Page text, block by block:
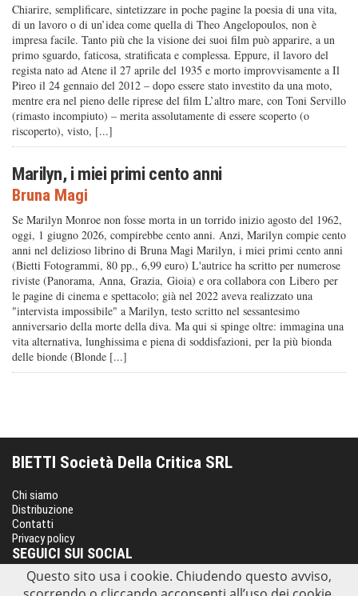
Chiarire, semplificare, sintetizzare in poche pagine la poesia di una vita,
di un lavoro o di un’idea come quella di Theo Angelopoulos, non è
impresa facile. Tanto più che la visione dei suoi film può apparire, a un
primo sguardo, faticosa, stratificata e complessa. Eppure, il lavoro del
regista nato ad Atene il 27 aprile del 1935 e morto improvvisamente a Il
Pireo il 24 gennaio del 2012 – dopo essere stato investito da una moto,
mentre era nel pieno delle riprese del film L’altro mare, con Toni Servillo
(rimasto incompiuto) – merita assolutamente di essere scoperto (o
riscoperto), visto, [...]
Marilyn, i miei primi cento anni
Bruna Magi
Se Marilyn Monroe non fosse morta in un torrido inizio agosto del 1962,
oggi, 1 giugno 2026, compirebbe cento anni. Anzi, Marilyn compie cento
anni nel delizioso librino di Bruna Magi Marilyn, i miei primi cento anni
(Bietti Fotogrammi, 80 pp., 6,99 euro) L'autrice ha scritto per numerose
riviste (Panorama, Anna, Grazia, Gioia) e ora collabora con Libero per
le pagine di cinema e spettacolo; già nel 2022 aveva realizzato una
"intervista impossibile" a Marilyn, testo scritto nel sessantesimo
anniversario della morte della diva. Ma qui si spinge oltre: immagina una
vita alternativa, lunghissima e piena di soddisfazioni, per la più bionda
delle bionde (Blonde [...]
BIETTI Società Della Critica SRL
Chi siamo
Distribuzione
Contatti
Privacy policy
SEGUICI SUI SOCIAL
Questo sito usa i cookie. Chiudendo questo avviso,